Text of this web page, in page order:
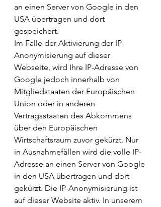
an einen Server von Google in den
USA übertragen und dort
gespeichert.
Im Falle der Aktivierung der IP-
Anonymisierung auf dieser
Webseite, wird Ihre IP-Adresse von
Google jedoch innerhalb von
Mitgliedstaaten der Europäischen
Union oder in anderen
Vertragsstaaten des Abkommens
über den Europäischen
Wirtschaftsraum zuvor gekürzt. Nur
in Ausnahmefällen wird die volle IP-
Adresse an einen Server von Google
in den USA übertragen und dort
gekürzt. Die IP-Anonymisierung ist
auf dieser Website aktiv. In unserem